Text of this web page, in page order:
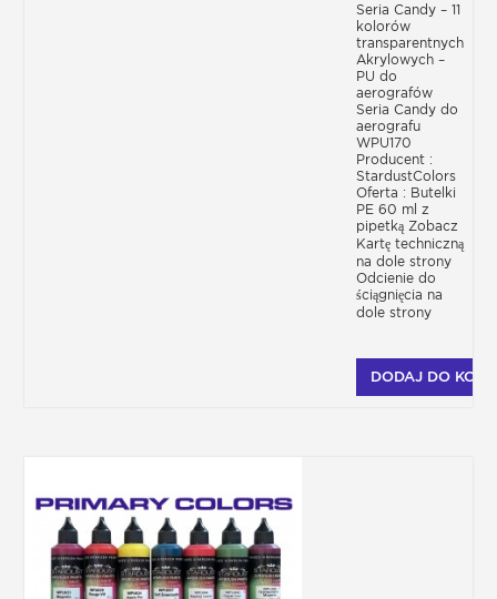
Seria Candy – 11
kolorów
transparentnych
Akrylowych –
PU do
aerografów
Seria Candy do
aerografu
WPU170
Producent :
StardustColors
Oferta : Butelki
PE 60 ml z
pipetką Zobacz
Kartę techniczną
na dole strony
Odcienie do
ściągnięcia na
dole strony
DODAJ DO